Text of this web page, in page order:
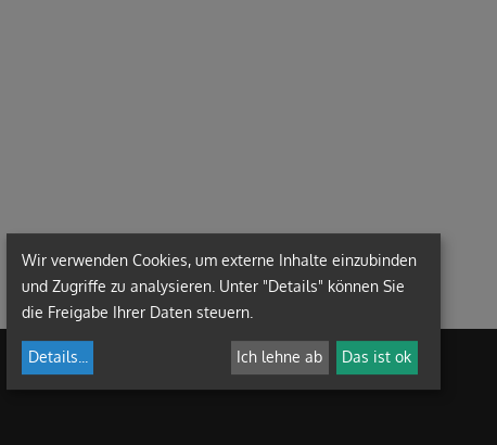
Wir verwenden Cookies, um externe Inhalte einzubinden
und Zugriffe zu analysieren. Unter "Details" können Sie
die Freigabe Ihrer Daten steuern.
Details Ich lehne ab Das ist ok